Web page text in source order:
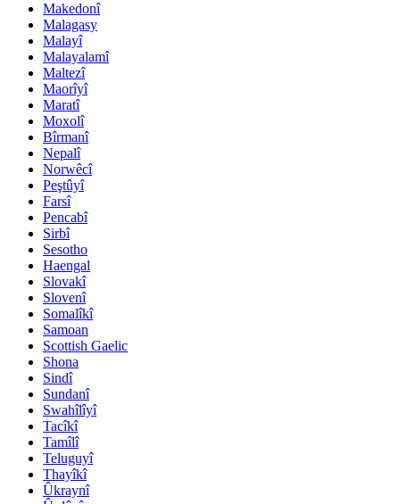
Makedonî
Malagasy
Malayî
Malayalamî
Maltezî
Maorîyî
Maratî
Moxolî
Bîrmanî
Nepalî
Norwêcî
Peştûyî
Farsî
Pencabî
Sirbî
Sesotho
Haengal
Slovakî
Slovenî
Somalîkî
Samoan
Scottish Gaelic
Shona
Sindî
Sundanî
Swahîlîyî
Tacîkî
Tamîlî
Teluguyî
Thayîkî
Ûkraynî